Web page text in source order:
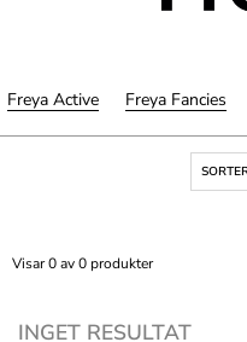
Freya Active Freya Fancies
Visar 0 av 0 produkter
INGET RESULTAT